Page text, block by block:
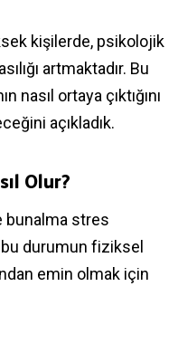
kişilerde, psikolojik
artmaktadır. Bu
nasıl ortaya çıktığını
açıkladık.
Olur?
bunalma stres
durumun fiziksel
emin olmak için